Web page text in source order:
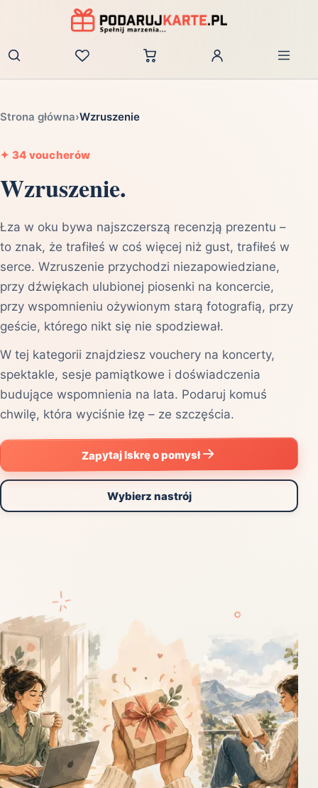
Zaloguj
Strona główna›Wzruszenie
✦ 34 voucherów
Wzruszenie.
Łza w oku bywa najszczerszą recenzją prezentu –
to znak, że trafiłeś w coś więcej niż gust, trafiłeś w
serce. Wzruszenie przychodzi niezapowiedziane,
przy dźwiękach ulubionej piosenki na koncercie,
przy wspomnieniu ożywionym starą fotografią, przy
geście, którego nikt się nie spodziewał.
W tej kategorii znajdziesz vouchery na koncerty,
spektakle, sesje pamiątkowe i doświadczenia
budujące wspomnienia na lata. Podaruj komuś
chwilę, która wyciśnie łzę – ze szczęścia.
Zapytaj Iskrę o pomysł
Wybierz nastrój